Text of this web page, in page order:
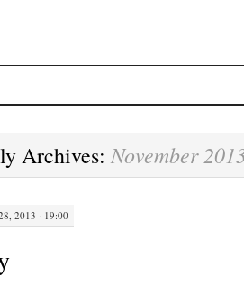
Archives: November
2013 · 19:00